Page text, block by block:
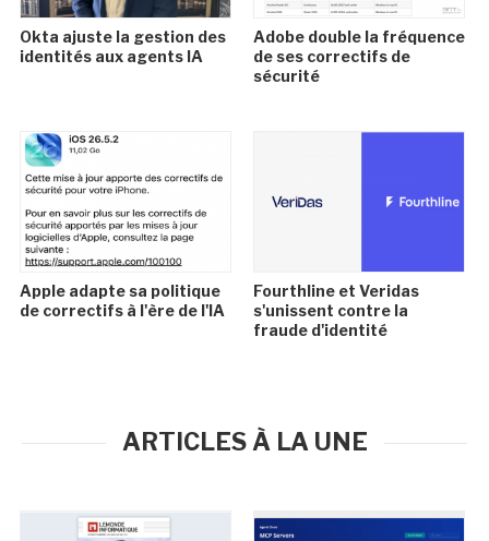
Okta ajuste la gestion des
identités aux agents IA
Adobe double la fréquence
de ses correctifs de
sécurité
Apple adapte sa politique
de correctifs à l'ère de l'IA
Fourthline et Veridas
s'unissent contre la
fraude d'identité
ARTICLES À LA UNE